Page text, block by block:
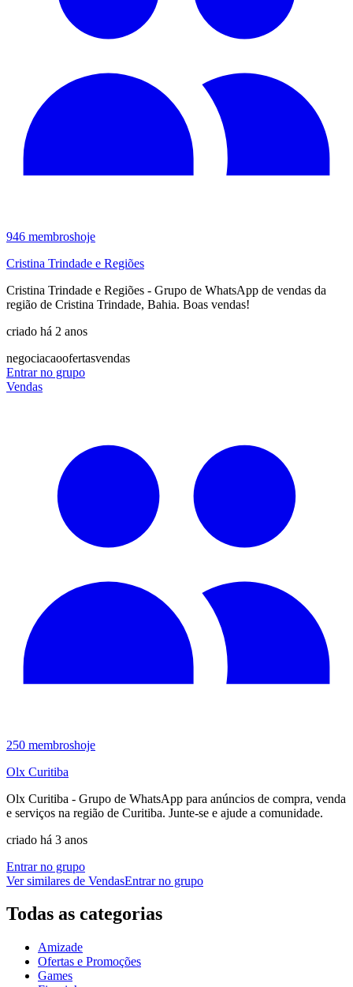
946 membroshoje
Cristina Trindade e Regiões
Cristina Trindade e Regiões - Grupo de WhatsApp de vendas da
região de Cristina Trindade, Bahia. Boas vendas!
criado há 2 anos
negociacaoofertasvendas
Entrar no grupo
Vendas
250 membroshoje
Olx Curitiba
Olx Curitiba - Grupo de WhatsApp para anúncios de compra, venda
e serviços na região de Curitiba. Junte-se e ajude a comunidade.
criado há 3 anos
Entrar no grupo
Ver similares de VendasEntrar no grupo
Todas as categorias
Amizade
Ofertas e Promoções
Games